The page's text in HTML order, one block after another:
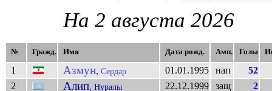
На 2 августа 2026
№ Гражд. Имя Дата рожд. Амп. Голы
1 Азмун, Сердар 01.01.1995 нап
52
2
Алип, Нуралы 22.12.1999 защ
2